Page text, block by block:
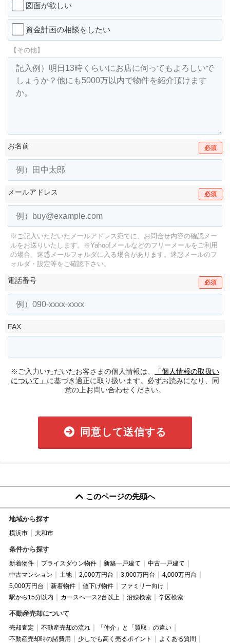
図面が欲しい
資金計画の相談をしたい
【その他】
お名前 必須
メールアドレス 必須
※ご記入いただいたメールアドレス宛てに、お問合せ内容の確認メー
ルをお送りいたします。
※Yahoo!メールなどのフリーメールをご利用
の場合、迷惑メールフォルダに入る場合があります。 迷惑メールのフ
ォルダ・設定等をご確認下さい。
電話番号 必須
FAX
※ご入力いただいたお客さまの個人情報は、
「個人情報の取扱い
について」 に基づき適正に取り扱います。必ずお読みになり、同
意の上お問い合わせください。
同意して送信する
このページの先頭へ
地域から探す
横浜市 大和市
条件から探す
新着物件 プライスダウン物件 新築一戸建て
中古一戸建て
中古マンション
土地 2,000万円台 3,000万円台
4,000万円台
5,000万円台
新着物件 値下げ物件
ファミリー向け
駅から15分以内
カースペース2台以上 沿線検索 学区検索
不動産売却について
売却査定 不動産売却の流れ
「仲介」と「買取」の違い
不動産売却時の諸費用
少しでも高く売るポイント
よくある質問